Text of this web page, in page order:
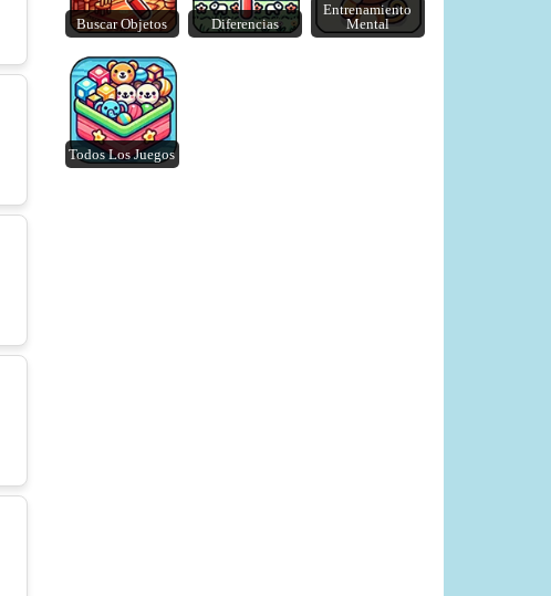
Buscar Objetos Diferencias
Entrenamiento
Mental
Todos Los Juegos